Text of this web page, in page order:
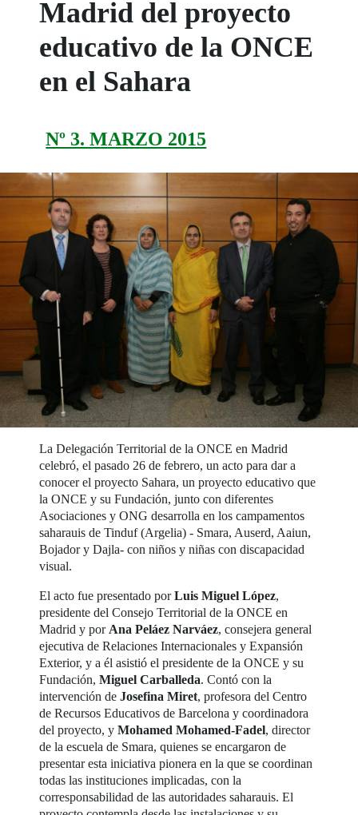
Madrid del proyecto
educativo de la ONCE
en el Sahara
Nº 3. MARZO 2015
La Delegación Territorial de la ONCE en Madrid
celebró, el pasado 26 de febrero, un acto para dar a
conocer el proyecto Sahara, un proyecto educativo que
la ONCE y su Fundación, junto con diferentes
Asociaciones y ONG desarrolla en los campamentos
saharauis de Tinduf (Argelia) - Smara, Auserd, Aaiun,
Bojador y Dajla- con niños y niñas con discapacidad
visual.
El acto fue presentado porLuis Miguel López,
presidente del Consejo Territorial de la ONCE en
Madrid y por Ana Peláez Narváez, consejera general
ejecutiva de Relaciones Internacionales y Expansión
Exterior, y a él asistió el presidente de la ONCE y su
Fundación,Miguel Carballeda. Contó con la
intervención deJosefina Miret, profesora del Centro
de Recursos Educativos de Barcelona y coordinadora
del proyecto, yMohamed Mohamed-Fadel, director
de la escuela de Smara, quienes se encargaron de
presentar esta iniciativa pionera en la que se coordinan
todas las instituciones implicadas, con la
corresponsabilidad de las autoridades saharauis. El